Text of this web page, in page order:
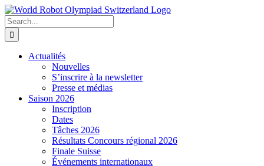
Skip
to
content
Search
for:
Actualités
Nouvelles
S’inscrire à la newsletter
Presse et médias
Saison 2026
Inscription
Dates
Tâches 2026
Résultats Concours régional 2026
Finale Suisse
Événements internationaux